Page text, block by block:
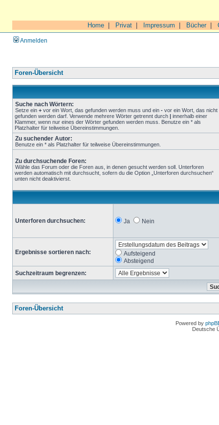
Home Privat Impressum Bücher|
Anmelden
Foren-Übersicht
Suche nach Wörtern:
Setze ein + vor ein Wort, das gefunden werden muss und ein - vor ein Wort, das nicht
gefunden werden darf. Verwende mehrere Wörter getrennt durch | innerhalb einer
Klammer, wenn nur eines der Wörter gefunden werden muss. Benutze ein * als
Platzhalter für teilweise Übereinstimmungen.
Zu suchender Autor:
Benutze ein * als Platzhalter für teilweise Übereinstimmungen.
Zu durchsuchende Foren:
Wähle das Forum oder die Foren aus, in denen gesucht werden soll. Unterforen
werden automatisch mit durchsucht, sofern du die Option „Unterforen durchsuchen“
unten nicht deaktivierst.
Unterforen durchsuchen: Ja Nein
Ergebnisse sortieren nach:
Aufsteigend
Absteigend
Suchzeitraum begrenzen:
Foren-Übersicht
Powered by
Deutsche